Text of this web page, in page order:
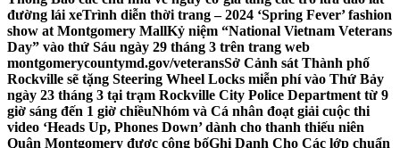
đường lái xeTrình diễn thời trang – 2024 ‘Spring Fever’ fashion
show at Montgomery MallKỷ niệm “National Vietnam Veterans
Day” vào thứ Sáu ngày 29 tháng 3 trên trang web
montgomerycountymd.gov/veteransSở Cảnh sát Thành phố
Rockville sẽ tặng Steering Wheel Locks miễn phí vào Thứ Bảy
ngày 23 tháng 3 tại trạm Rockville City Police Department từ 9
giờ sáng đến 1 giờ chiềuNhóm và Cá nhân đoạt giải cuộc thi
video ‘Heads Up, Phones Down’ dành cho thanh thiếu niên
Quận Montgomery được công bốGhi Danh Cho Các lớp chuẩn